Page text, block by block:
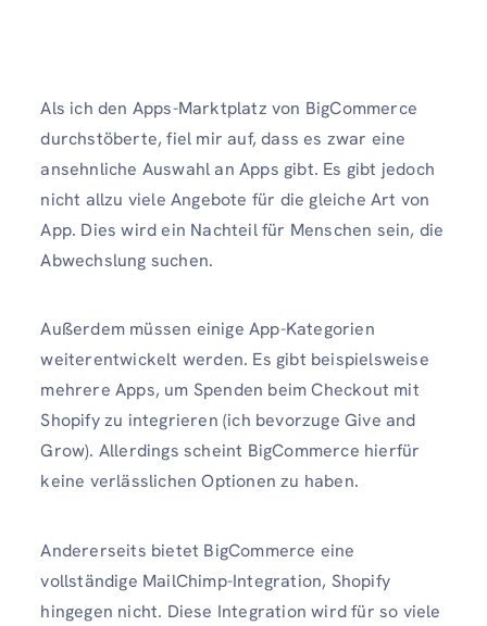
Als ich den Apps-Marktplatz von BigCommerce
durchstöberte, fiel mir auf, dass es zwar eine
ansehnliche Auswahl an Apps gibt. Es gibt jedoch
nicht allzu viele Angebote für die gleiche Art von
App. Dies wird ein Nachteil für Menschen sein, die
Abwechslung suchen.
Außerdem müssen einige App-Kategorien
weiterentwickelt werden. Es gibt beispielsweise
mehrere Apps, um Spenden beim Checkout mit
Shopify zu integrieren (ich bevorzuge Give and
Grow). Allerdings scheint BigCommerce hierfür
keine verlässlichen Optionen zu haben.
Andererseits bietet BigCommerce eine
vollständige MailChimp-Integration, Shopify
hingegen nicht. Diese Integration wird für so viele